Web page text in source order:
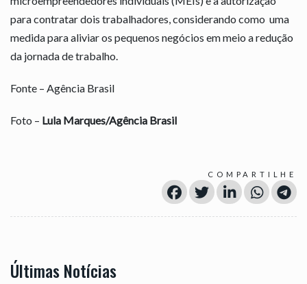
para contratar dois trabalhadores, considerando como uma
medida para aliviar os pequenos negócios em meio a redução
da jornada de trabalho.
Fonte – Agência Brasil
Foto – Lula Marques/Agência Brasil
COMPARTILHE
Últimas Notícias